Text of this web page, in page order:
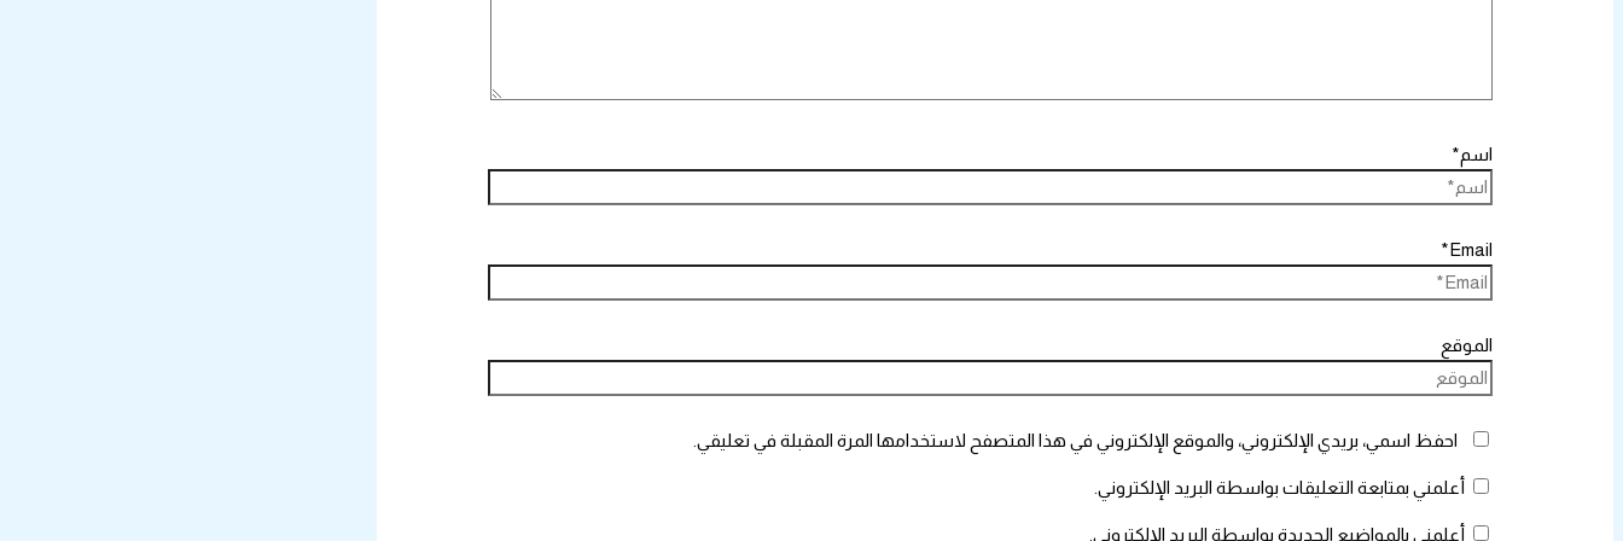
اسم*
Email*
الموقع
احفظ اسمي، بريدي الإلكتروني، والموقع الإلكتروني في هذا المتصفح لاستخدامها المرة المقبلة في تعليقي.
أعلمني بمتابعة التعليقات بواسطة البريد الإلكتروني.
أعلمني بالمواضيع الجديدة بواسطة البريد الإلكتروني.